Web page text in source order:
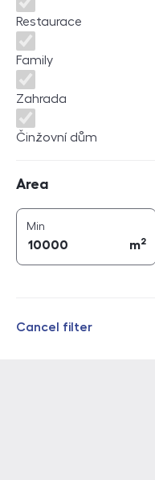
Restaurace
Family
Zahrada
Činžovní dům
Area
Min
m2
Cancel filter